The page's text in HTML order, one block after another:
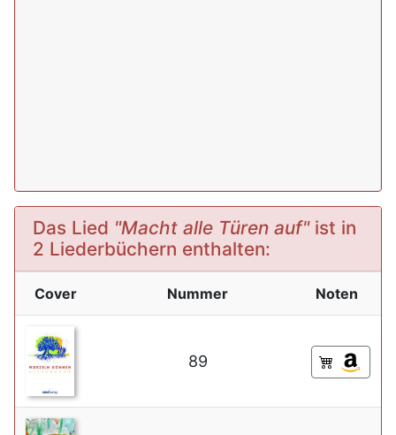
Das Lied "Macht alle Türen auf"ist in
2 Liederbüchern enthalten:
Cover Nummer Noten
89